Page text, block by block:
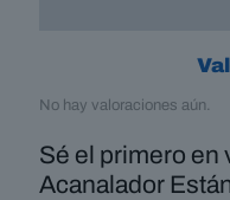
No hay valoraciones aún.
Sé el primero en
Acanalador